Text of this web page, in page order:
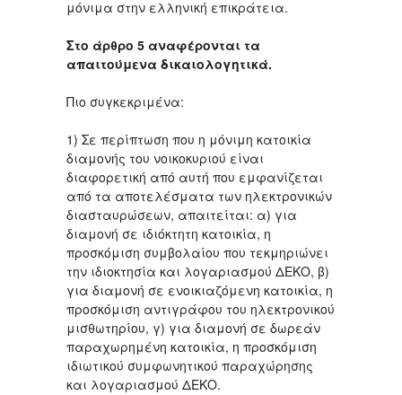
μόνιμα στην ελληνική επικράτεια.
Στο άρθρο 5 αναφέρονται τα
απαιτούμενα δικαιολογητικά.
Πιο συγκεκριμένα:
1) Σε περίπτωση που η μόνιμη κατοικία
διαμονής του νοικοκυριού είναι
διαφορετική από αυτή που εμφανίζεται
από τα αποτελέσματα των ηλεκτρονικών
διασταυρώσεων, απαιτείται: α) για
διαμονή σε ιδιόκτητη κατοικία, η
προσκόμιση συμβολαίου που τεκμηριώνει
την ιδιοκτησία και λογαριασμού ΔΕΚΟ, β)
για διαμονή σε ενοικιαζόμενη κατοικία, η
προσκόμιση αντιγράφου του ηλεκτρονικού
μισθωτηρίου, γ) για διαμονή σε δωρεάν
παραχωρημένη κατοικία, η προσκόμιση
ιδιωτικού συμφωνητικού παραχώρησης
και λογαριασμού ΔΕΚΟ.